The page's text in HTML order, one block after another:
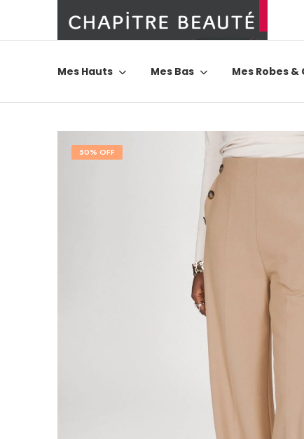
Mes Hauts Mes Bas Mes Robes &
50% OFF